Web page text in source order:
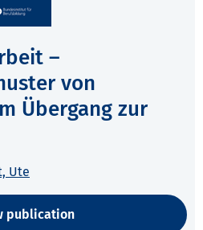
–
von
Übergang zur
Ute
publication